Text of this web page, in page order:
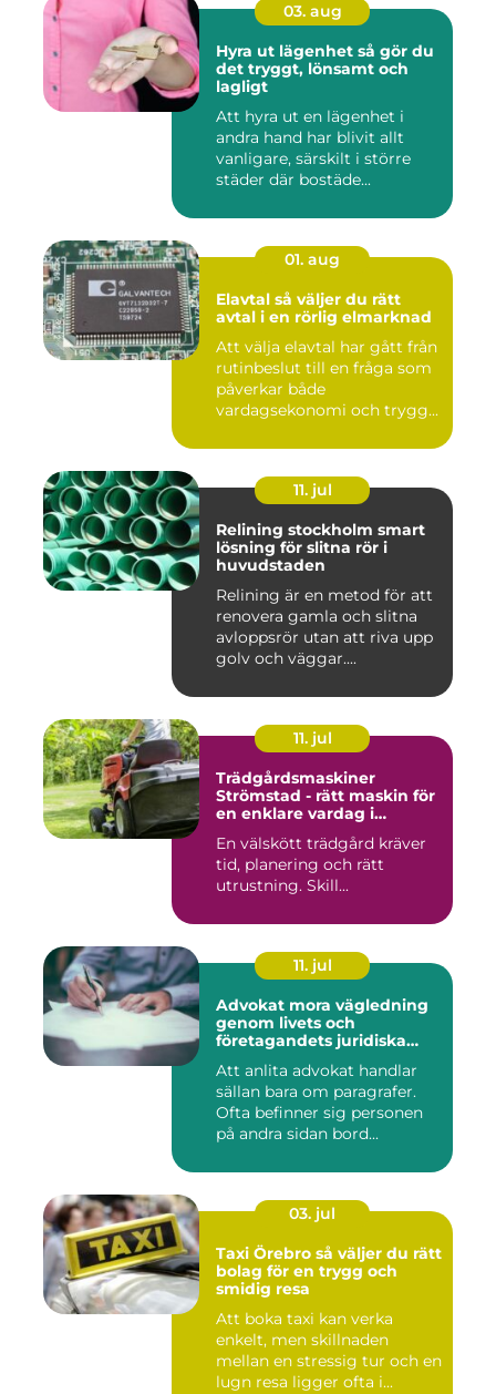
03. aug
Hyra ut lägenhet så gör du
det tryggt, lönsamt och
lagligt
Att hyra ut en lägenhet i
andra hand har blivit allt
vanligare, särskilt i större
städer där bostäde...
01. aug
Elavtal så väljer du rätt
avtal i en rörlig elmarknad
Att välja elavtal har gått från
rutinbeslut till en fråga som
påverkar både
vardagsekonomi och trygg...
11. jul
Relining stockholm smart
lösning för slitna rör i
huvudstaden
Relining är en metod för att
renovera gamla och slitna
avloppsrör utan att riva upp
golv och väggar....
11. jul
Trädgårdsmaskiner
Strömstad - rätt maskin för
en enklare vardag i
En välskött trädgård kräver
tid, planering och rätt
utrustning. Skill...
11. jul
Advokat mora vägledning
genom livets och
företagandets juridiska
Att anlita advokat handlar
sällan bara om paragrafer.
Ofta befinner sig personen
på andra sidan bord...
03. jul
Taxi Örebro så väljer du rätt
bolag för en trygg och
smidig resa
Att boka taxi kan verka
enkelt, men skillnaden
mellan en stressig tur och en
lugn resa ligger ofta i...